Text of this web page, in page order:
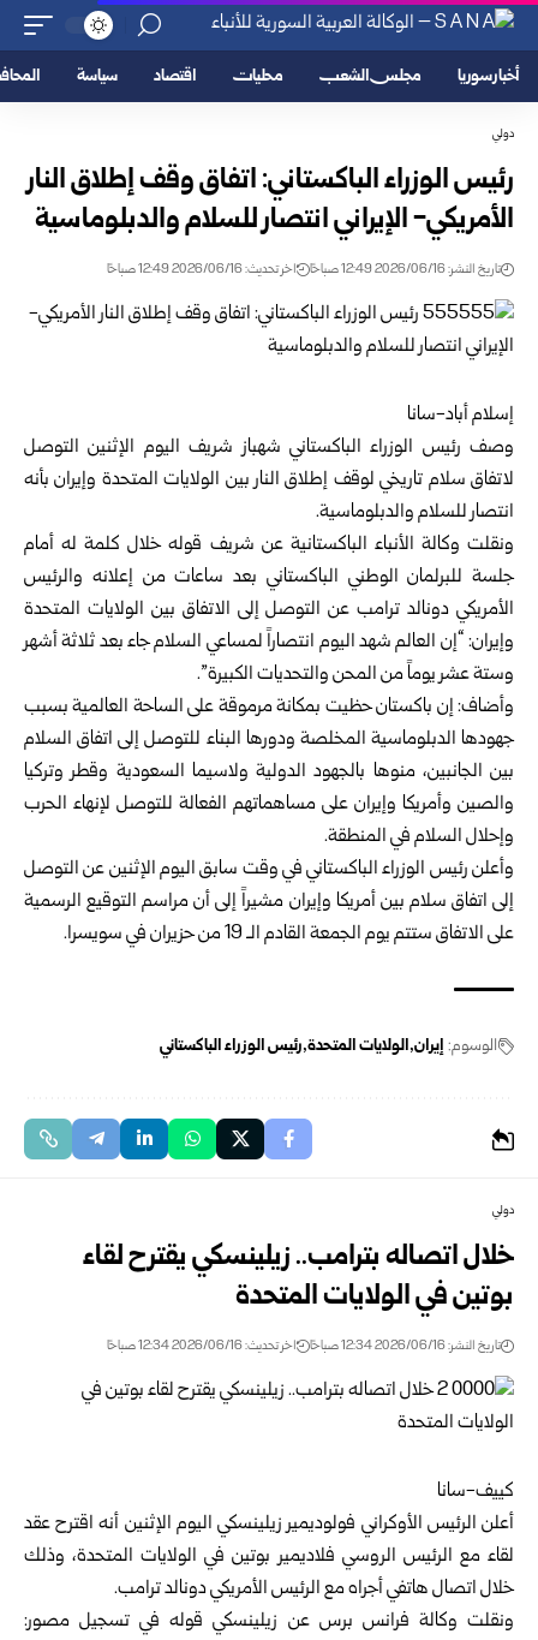
أخبار سوريا مجلس الشعب محليات اقتصاد سياسة
دولي
رئيس الوزراء الباكستاني: اتفاق وقف إطلاق النار
الأمريكي- الإيراني انتصار للسلام والدبلوماسية
تاريخ النشر: 2026/06/16 12:49 صباحًا اخر تحديث: 2026/06/16 12:49 صباحًا
إسلام أباد-سانا
وصف رئيس الوزراء الباكستاني شهباز شريف اليوم الإثنين التوصل
لاتفاق سلام تاريخي لوقف إطلاق النار بين الولايات المتحدة وإيران بأنه
انتصار للسلام والدبلوماسية.
ونقلت وكالة الأنباء الباكستانية عن شريف قوله خلال كلمة له أمام
جلسة للبرلمان الوطني الباكستاني بعد ساعات من إعلانه والرئيس
الأمريكي دونالد ترامب عن التوصل إلى الاتفاق بين الولايات المتحدة
وإيران: “إن العالم شهد اليوم انتصاراً لمساعي السلام جاء بعد ثلاثة أشهر
وستة عشر يوماً من المحن والتحديات الكبيرة”.
وأضاف: إن باكستان حظيت بمكانة مرموقة على الساحة العالمية بسبب
جهودها الدبلوماسية المخلصة ودورها البناء للتوصل إلى اتفاق السلام
بين الجانبين، منوها بالجهود الدولية ولاسيما السعودية وقطر وتركيا
والصين وأمريكا وإيران على مساهماتهم الفعالة للتوصل لإنهاء الحرب
وإحلال السلام في المنطقة.
وأعلن رئيس الوزراء الباكستاني في وقت سابق اليوم الإثنين عن التوصل
إلى اتفاق سلام بين أمريكا وإيران مشيراً إلى أن مراسم ‏التوقيع ‏الرسمية
على الاتفاق ‏ستتم يوم الجمعة القادم الـ 19 من حزيران في ‏سويسرا‎.‎
الوسوم: إيران الولايات المتحدة رئيس الوزراء الباكستاني
دولي
خلال اتصاله بترامب.. زيلينسكي يقترح لقاء
بوتين في الولايات المتحدة
تاريخ النشر: 2026/06/16 12:34 صباحًا اخر تحديث: 2026/06/16 12:34 صباحًا
كييف-سانا
أعلن الرئيس الأوكراني فولوديمير زيلينسكياليوم الإثنين أنه اقترح عقد
لقاء مع الرئيس الروسي فلاديمير بوتين في الولايات المتحدة، وذلك
خلال اتصال هاتفي أجراه مع الرئيس الأمريكيدونالد ترامب.
ونقلت وكالة فرانس برس عن زيلينسكي قوله في تسجيل مصور: